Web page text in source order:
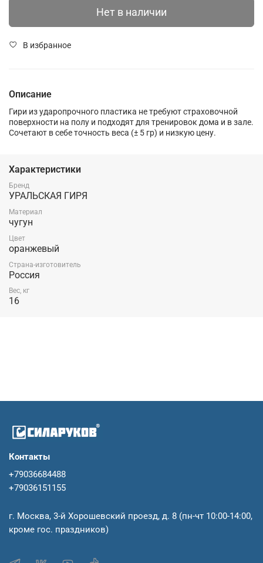
Нет в наличии
В избранное
Описание
Гири из ударопрочного пластика не требуют страховочной
поверхности на полу и подходят для тренировок дома и в зале.
Сочетают в себе точность веса (± 5 гр) и низкую цену.
Характеристики
Бренд
УРАЛЬСКАЯ ГИРЯ
Материал
чугун
Цвет
оранжевый
Страна-изготовитель
Россия
Вес, кг
16
Контакты
+79036684488
+79036151155
г. Москва, 3-й Хорошевский проезд, д. 8 (пн-чт 10:00-14:00,
кроме гос. праздников)